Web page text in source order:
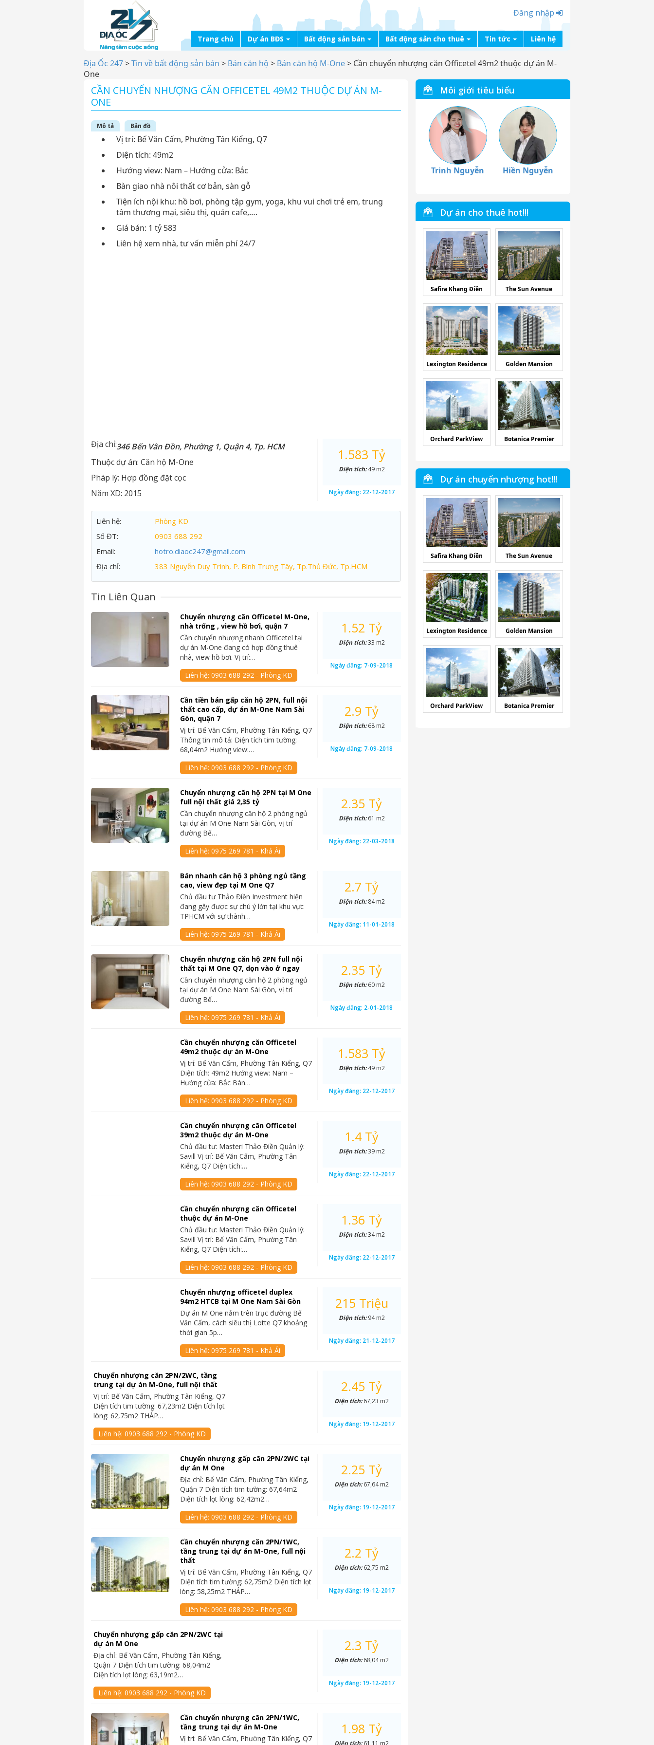
Đăng nhập
Trang chủ Dự án BĐS Bất động sản bán Bất động sản cho thuê Tin tức Liên hệ
Địa Ốc 247>Tin về bất động sản bán > Bán căn hộ > Bán căn hộ M-One> Cần chuyển nhượng căn Officetel 49m2 thuộc dự án M-
One
CẦN CHUYỂN NHƯỢNG CĂN OFFICETEL 49M2 THUỘC DỰ ÁN M-
ONE
Mô tả Bản đồ
Vị trí: Bế Văn Cấm, Phường Tân Kiểng, Q7
Diện tích: 49m2
Hướng view: Nam – Hướng cửa: Bắc
Bàn giao nhà nôi thất cơ bản, sàn gỗ
Tiện ích nội khu: hồ bơi, phòng tập gym, yoga, khu vui chơi trẻ em, trung
tâm thương mại, siêu thị, quán cafe,….
Giá bán: 1 tỷ 583
Liên hệ xem nhà, tư vấn miễn phí 24/7
Địa chỉ:346 Bến Vân Đồn, Phường 1, Quận 4, Tp. HCM
Thuộc dự án: Căn hộ M-One
Pháp lý: Hợp đồng đặt cọc
Năm XD: 2015
1.583 Tỷ
Diện tích:49 m2
Ngày đăng: 22-12-2017
Liên hệ:
Phòng KD
Số ĐT:
0903 688 292
Email:
hotro.diaoc247@gmail.com
Địa chỉ:
383 Nguyễn Duy Trinh, P. Bình Trưng Tây, Tp.Thủ Đức, Tp.HCM
Tin Liên Quan
Chuyển nhượng căn Officetel M-One,
nhà trống , view hồ bơi, quận 7
Cần chuyển nhượng nhanh Officetel tại
dự án M-One đang có hợp đồng thuê
nhà, view hồ bơi. Vị trí:…
Liên hệ:0903 688 292 - Phòng KD
1.52 Tỷ
Diện tích:33 m2
Ngày đăng: 7-09-2018
Cần tiền bán gấp căn hộ 2PN, full nội
thất cao cấp, dự án M-One Nam Sài
Gòn, quận 7
Vị trí: Bế Văn Cấm, Phường Tân Kiểng, Q7
Thông tin mô tả: Diện tích tim tường:
68,04m2 Hướng view:…
Liên hệ:0903 688 292 - Phòng KD
2.9 Tỷ
Diện tích:68 m2
Ngày đăng: 7-09-2018
Chuyển nhượng căn hộ 2PN tại M One
full nội thất giá 2,35 tỷ
Cần chuyển nhượng căn hộ 2 phòng ngủ
tại dự án M One Nam Sài Gòn, vị trí
đường Bế…
Liên hệ:0975 269 781 - Khả Ái
2.35 Tỷ
Diện tích:61 m2
Ngày đăng: 22-03-2018
Bán nhanh căn hộ 3 phòng ngủ tầng
cao, view đẹp tại M One Q7
Chủ đầu tư Thảo Điền Investment hiện
đang gây được sự chú ý lớn tại khu vực
TPHCM với sự thành…
Liên hệ:0975 269 781 - Khả Ái
2.7 Tỷ
Diện tích:84 m2
Ngày đăng: 11-01-2018
Chuyển nhượng căn hộ 2PN full nội
thất tại M One Q7, dọn vào ở ngay
Cần chuyển nhượng căn hộ 2 phòng ngủ
tại dự án M One Nam Sài Gòn, vị trí
đường Bế…
Liên hệ:0975 269 781 - Khả Ái
2.35 Tỷ
Diện tích:60 m2
Ngày đăng: 2-01-2018
Cần chuyển nhượng căn Officetel
49m2 thuộc dự án M-One
Vị trí: Bế Văn Cấm, Phường Tân Kiểng, Q7
Diện tích: 49m2 Hướng view: Nam –
Hướng cửa: Bắc Bàn…
Liên hệ:0903 688 292 - Phòng KD
1.583 Tỷ
Diện tích:49 m2
Ngày đăng: 22-12-2017
Cần chuyển nhượng căn Officetel
39m2 thuộc dự án M-One
Chủ đầu tư: Masteri Thảo Điền Quản lý:
Savill Vị trí: Bế Văn Cấm, Phường Tân
Kiểng, Q7 Diện tích:…
Liên hệ:0903 688 292 - Phòng KD
1.4 Tỷ
Diện tích:39 m2
Ngày đăng: 22-12-2017
Cần chuyển nhượng căn Officetel
thuộc dự án M-One
Chủ đầu tư: Masteri Thảo Điền Quản lý:
Savill Vị trí: Bế Văn Cấm, Phường Tân
Kiểng, Q7 Diện tích:…
Liên hệ:0903 688 292 - Phòng KD
1.36 Tỷ
Diện tích:34 m2
Ngày đăng: 22-12-2017
Chuyển nhượng officetel duplex
94m2 HTCB tại M One Nam Sài Gòn
Dự án M One nằm trên trục đường Bế
Văn Cấm, cách siêu thị Lotte Q7 khoảng
thời gian 5p…
Liên hệ:0975 269 781 - Khả Ái
215 Triệu
Diện tích:94 m2
Ngày đăng: 21-12-2017
Chuyển nhượng căn 2PN/2WC, tầng
trung tại dự án M-One, full nội thất
Vị trí: Bế Văn Cấm, Phường Tân Kiểng, Q7
Diện tích tim tường: 67,23m2 Diện tích lọt
lòng: 62,75m2 THÁP…
Liên hệ: 0903 688 292 - Phòng KD
2.45 Tỷ
Diện tích:67,23 m2
Ngày đăng: 19-12-2017
Chuyển nhượng gấp căn 2PN/2WC tại
dự án M One
Địa chỉ: Bế Văn Cấm, Phường Tân Kiểng,
Quận 7 Diện tích tim tường: 67,64m2
Diện tích lọt lòng: 62,42m2…
Liên hệ:0903 688 292 - Phòng KD
2.25 Tỷ
Diện tích:67,64 m2
Ngày đăng: 19-12-2017
Cần chuyển nhượng căn 2PN/1WC,
tầng trung tại dự án M-One, full nội
thất
Vị trí: Bế Văn Cấm, Phường Tân Kiểng, Q7
Diện tích tim tường: 62,75m2 Diện tích lọt
lòng: 58,25m2 THÁP…
Liên hệ:0903 688 292 - Phòng KD
2.2 Tỷ
Diện tích:62,75 m2
Ngày đăng: 19-12-2017
Chuyển nhượng gấp căn 2PN/2WC tại
dự án M One
Địa chỉ: Bế Văn Cấm, Phường Tân Kiểng,
Quận 7 Diện tích tim tường: 68,04m2
Diện tích lọt lòng: 63,19m2…
Liên hệ: 0903 688 292 - Phòng KD
2.3 Tỷ
Diện tích:68,04 m2
Ngày đăng: 19-12-2017
Cần chuyển nhượng căn 2PN/1WC,
tầng trung tại dự án M-One
Vị trí: Bế Văn Cấm, Phường Tân Kiểng, Q7
1.98 Tỷ
Diện tích:61,11 m2
Môi giới tiêu biểu
Trinh Nguyễn Hiền Nguyễn
Dự án cho thuê hot!!!
Safira Khang Điền The Sun Avenue
Lexington Residence Golden Mansion
Orchard ParkView Botanica Premier
Dự án chuyển nhượng hot!!!
Safira Khang Điền The Sun Avenue
Lexington Residence Golden Mansion
Orchard ParkView Botanica Premier